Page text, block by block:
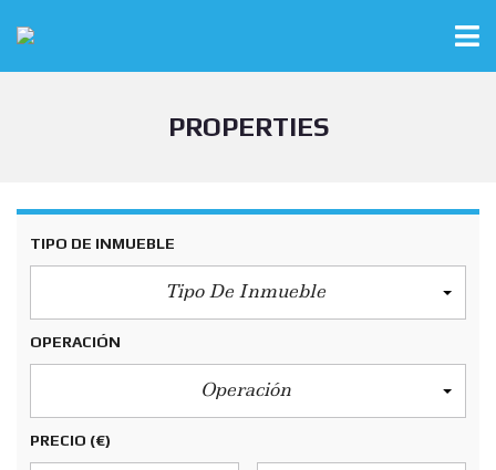
PROPERTIES
TIPO DE INMUEBLE
Tipo De Inmueble
OPERACIÓN
Operación
PRECIO (€)